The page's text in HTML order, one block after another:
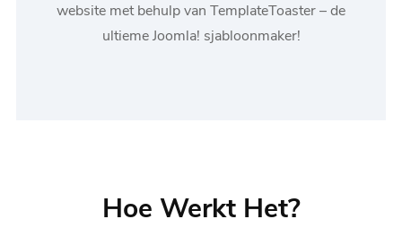
website met behulp van TemplateToaster – de
ultieme Joomla! sjabloonmaker!
Hoe Werkt Het?